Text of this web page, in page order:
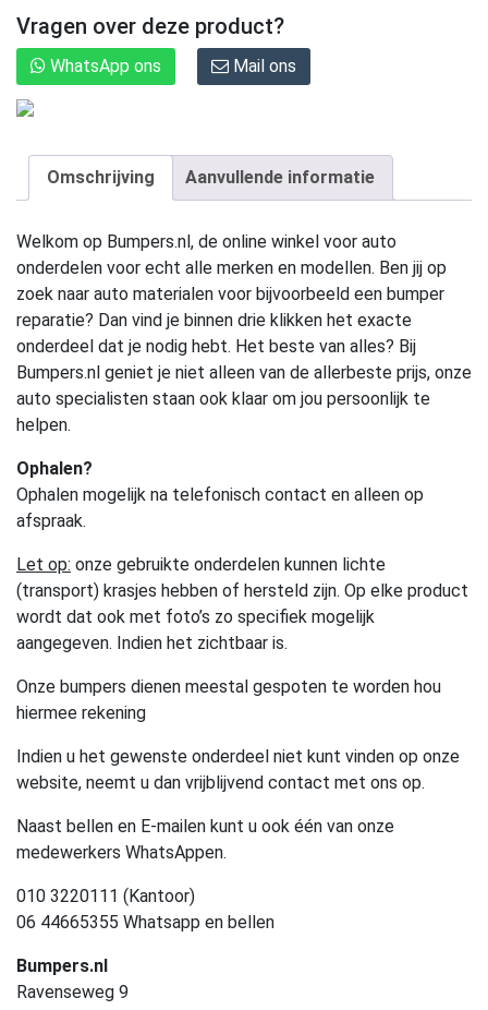
Vragen over deze product?
WhatsApp ons Mail ons
Omschrijving Aanvullende informatie
Welkom op Bumpers.nl, de online winkel voor auto
onderdelen voor echt alle merken en modellen. Ben jij op
zoek naar auto materialen voor bijvoorbeeld een bumper
reparatie? Dan vind je binnen drie klikken het exacte
onderdeel dat je nodig hebt. Het beste van alles? Bij
Bumpers.nl geniet je niet alleen van de allerbeste prijs, onze
auto specialisten staan ook klaar om jou persoonlijk te
helpen.
Ophalen?
Ophalen mogelijk na telefonisch contact en alleen op
afspraak.
Let op: onze gebruikte onderdelen kunnen lichte
(transport) krasjes hebben of hersteld zijn. Op elke product
wordt dat ook met foto’s zo specifiek mogelijk
aangegeven. Indien het zichtbaar is.
Onze bumpers dienen meestal gespoten te worden hou
hiermee rekening
Indien u het gewenste onderdeel niet kunt vinden op onze
website, neemt u dan vrijblijvend contact met ons op.
Naast bellen en E-mailen kunt u ook één van onze
medewerkers WhatsAppen.
010 3220111 (Kantoor)
06 44665355 Whatsapp en bellen
Bumpers.nl
Ravenseweg 9